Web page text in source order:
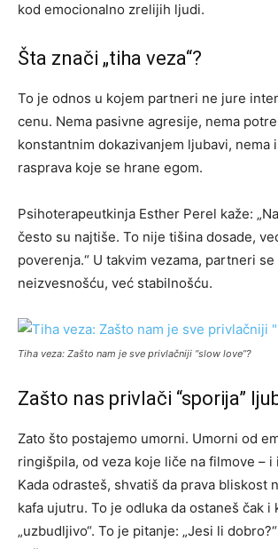
kod emocionalno zrelijih ljudi.
Šta znači „tiha veza“?
To je odnos u kojem partneri ne jure
cenu. Nema pasivne agresije, nema
konstantnim dokazivanjem ljubavi, nema
rasprava koje se hrane egom.
Psihoterapeutkinja Esther Perel kaže:
često su najtiše. To nije tišina dosade,
poverenja.“ U takvim vezama, partneri
neizvesnošću, već stabilnošću.
Tiha veza: Zašto nam je sve privlačniji “slow love”?
Zašto nas privlači “sporija”
Zato što postajemo umorni. Umorni od
ringišpila, od veza koje liče na filmove – i
Kada odrasteš, shvatiš da prava bliskost
kafa ujutru. To je odluka da ostaneš čak i
„uzbudljivo“. To je pitanje: „Jesi li